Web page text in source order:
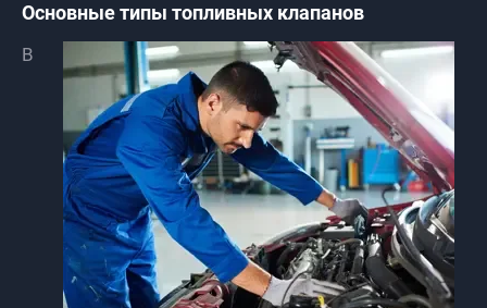
Основные типы топливных клапанов
В